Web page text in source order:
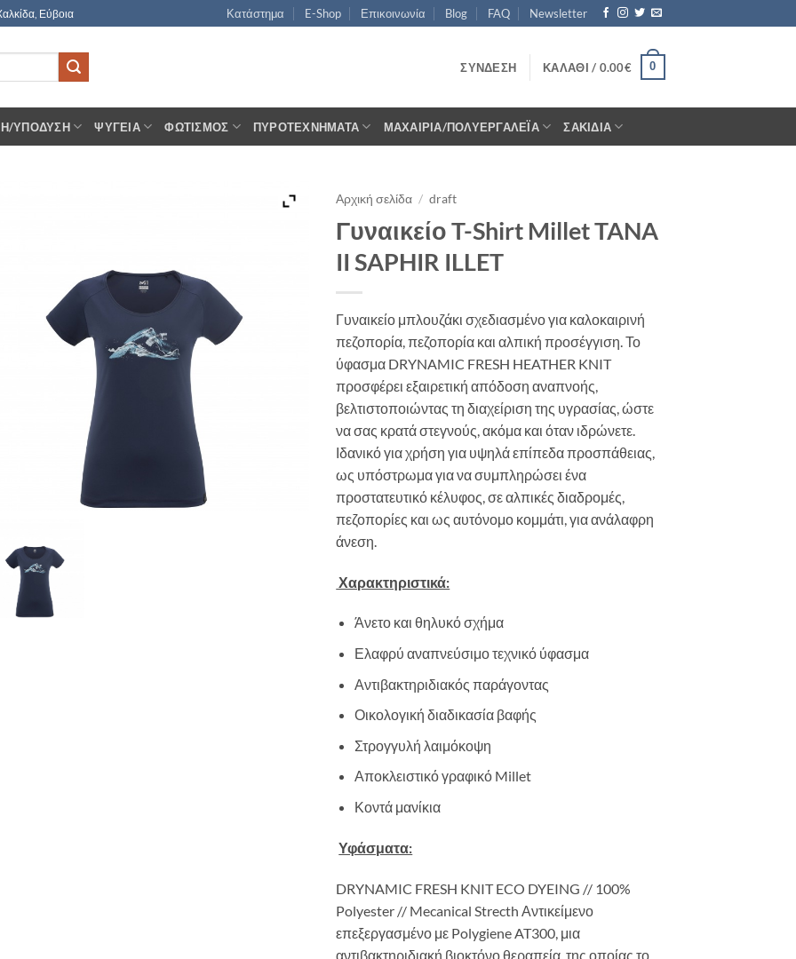
Εύβοια Κατάστημα E-Shop Επικοινωνία Blog FAQ Newsletter
ΣΎΝΔΕΣΗ ΚΑΛΆΘΙ / 0.00€ 0
ΥΠΌΔΥΣΗ ΨΥΓΕΊΑ ΦΩΤΙΣΜΌΣ ΠΥΡΟΤΕΧΝΉΜΑΤΑ ΜΑΧΑΊΡΙΑ/ΠΟΛΥΕΡΓΑΛΈΙΑ ΣΑΚΊΔΙΑ
Αρχική σελίδα / draft
Γυναικείο T-Shirt Millet TANA
II SAPHIR ILLET
Γυναικείο μπλουζάκι σχεδιασμένο για καλοκαιρινή
πεζοπορία, πεζοπορία και αλπική προσέγγιση. Το
ύφασμα DRYNAMIC FRESH HEATHER KNIT
προσφέρει εξαιρετική απόδοση αναπνοής,
βελτιστοποιώντας τη διαχείριση της υγρασίας, ώστε
να σας κρατά στεγνούς, ακόμα και όταν ιδρώνετε.
Ιδανικό για χρήση για υψηλά επίπεδα προσπάθειας,
ως υπόστρωμα για να συμπληρώσει ένα
προστατευτικό κέλυφος, σε αλπικές διαδρομές,
πεζοπορίες και ως αυτόνομο κομμάτι, για ανάλαφρη
άνεση.
Χαρακτηριστικά:
Άνετο και θηλυκό σχήμα
Ελαφρύ αναπνεύσιμο τεχνικό ύφασμα
Αντιβακτηριδιακός παράγοντας
Οικολογική διαδικασία βαφής
Στρογγυλή λαιμόκοψη
Αποκλειστικό γραφικό Millet
Κοντά μανίκια
Υφάσματα:
DRYNAMIC FRESH KNIT ECO DYEING // 100%
Polyester // Mecanical Strecth Αντικείμενο
επεξεργασμένο με Polygiene AT300, μια
αντιβακτηριδιακή βιοκτόνο θεραπεία, της οποίας το